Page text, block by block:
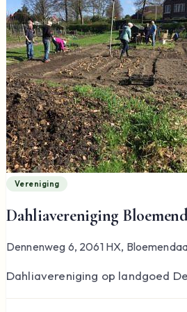
Vereniging
Dahliavereniging
Dennenweg 6, 2061 HX,
Dahliavereniging op landgoed